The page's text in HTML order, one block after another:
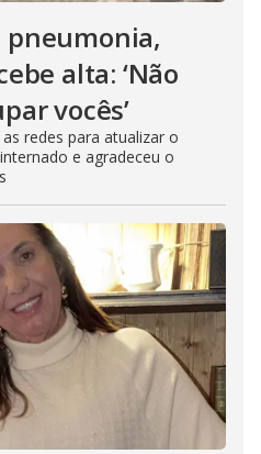
pneumonia,
alta: ‘Não
vocês’
redes para atualizar o
e agradeceu o